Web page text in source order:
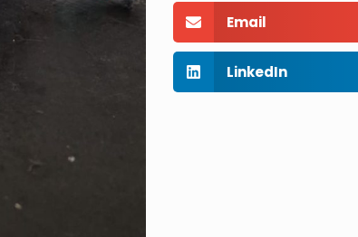
Email
LinkedIn